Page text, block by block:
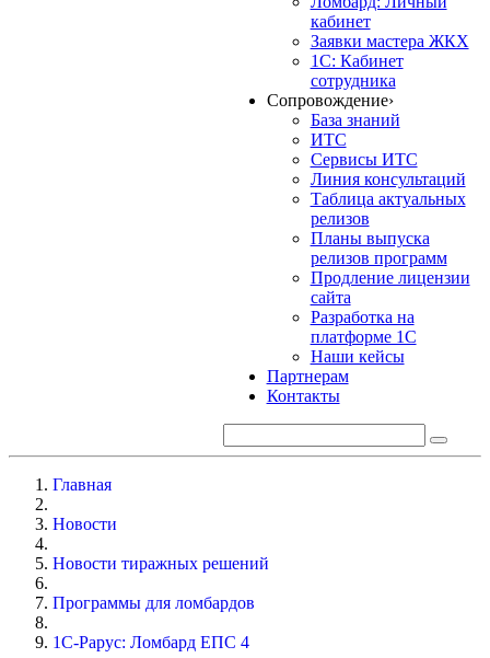
кабинет
Заявки мастера ЖКХ
1С: Кабинет
сотрудника
Сопровождение›
База знаний
ИТС
Сервисы ИТС
Линия консультаций
Таблица актуальных
релизов
Планы выпуска
релизов программ
Продление лицензии
сайта
Разработка на
платформе 1С
Наши кейсы
Партнерам
Контакты
Главная
Новости
Новости тиражных решений
Программы для ломбардов
1С-Рарус: Ломбард ЕПС 4